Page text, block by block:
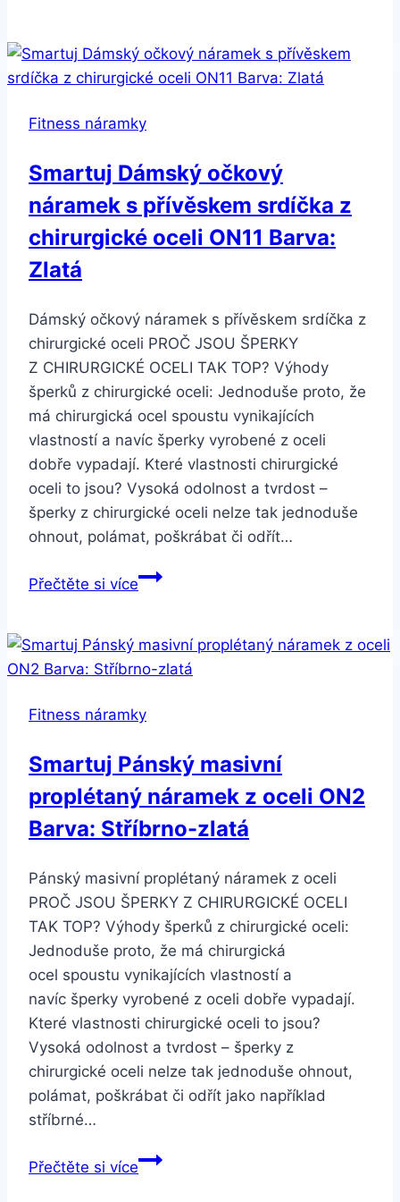
Band
4
B19
Black
Fitness náramky
Smartuj Dámský očkový
náramek s přívěskem srdíčka z
chirurgické oceli ON11 Barva:
Zlatá
Dámský očkový náramek s přívěskem srdíčka z
chirurgické oceli PROČ JSOU ŠPERKY
Z CHIRURGICKÉ OCELI TAK TOP? Výhody
šperků z chirurgické oceli: Jednoduše proto, že
má chirurgická ocel spoustu vynikajících
vlastností a navíc šperky vyrobené z oceli
dobře vypadají. Které vlastnosti chirurgické
oceli to jsou? Vysoká odolnost a tvrdost –
šperky z chirurgické oceli nelze tak jednoduše
ohnout, polámat, poškrábat či odřít…
Přečtěte si víceSmartuj
náramek
s
srdíčka
chirurgické
oceli
ON11
Barva:
Fitness náramky
Smartuj Pánský masivní
proplétaný náramek z oceli ON2
Barva: Stříbrno-zlatá
Pánský masivní proplétaný náramek z oceli
PROČ JSOU ŠPERKY Z CHIRURGICKÉ OCELI
TAK TOP? Výhody šperků z chirurgické oceli:
Jednoduše proto, že má chirurgická
ocel spoustu vynikajících vlastností a
navíc šperky vyrobené z oceli dobře vypadají.
Které vlastnosti chirurgické oceli to jsou?
Vysoká odolnost a tvrdost – šperky z
chirurgické oceli nelze tak jednoduše ohnout,
polámat, poškrábat či odřít jako například
stříbrné…
Přečtěte si víceSmartuj